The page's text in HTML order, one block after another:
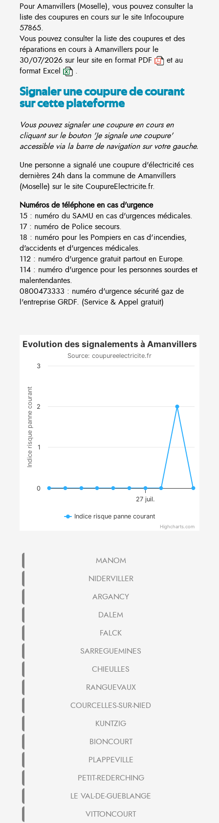
Pour Amanvillers (Moselle), vous pouvez consulter la
liste des coupures en cours sur le site Infocoupure
57865.
Vous pouvez consulter la liste des coupures et des
réparations en cours à Amanvillers pour le
30/07/2026 sur leur site en format PDF
et au
format Excel
.
Signaler une coupure de courant
sur cette plateforme
Vous pouvez signaler une coupure en cours en
cliquant sur le bouton 'Je signale une coupure'
accessible via la barre de navigation sur votre gauche.
Une personne a signalé une coupure d'électricité ces
dernières 24h dans la commune de Amanvillers
(Moselle) sur le site CoupureElectricite.fr.
Numéros de téléphone en cas d'urgence
15 : numéro du SAMU en cas d'urgences médicales.
17 : numéro de Police secours.
18 : numéro pour les Pompiers en cas d'incendies,
d'accidents et d'urgences médicales.
112 : numéro d'urgence gratuit partout en Europe.
114 : numéro d'urgence pour les personnes sourdes et
malentendantes.
0800473333 : numéro d'urgence sécurité gaz de
l'entreprise GRDF. (Service & Appel gratuit)
Indice risque panne courant
Evolution des signalements à Amanvillers
Source: coupureelectricite.fr
27 juil.
0
1
2
3
Indice risque panne courant
Highcharts.com
MANOM
NIDERVILLER
ARGANCY
DALEM
FALCK
SARREGUEMINES
CHIEULLES
RANGUEVAUX
COURCELLES-SUR-NIED
KUNTZIG
BIONCOURT
PLAPPEVILLE
PETIT-REDERCHING
LE VAL-DE-GUEBLANGE
VITTONCOURT